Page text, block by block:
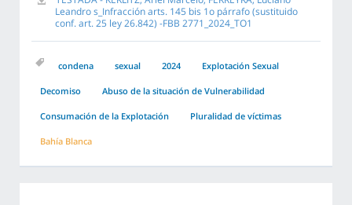
Leandro s_Infracción arts. 145 bis 1o párrafo (sustituido
conf. art. 25 ley 26.842) -FBB 2771_2024_TO1
condena sexual 2024 Explotación Sexual
Decomiso Abuso de la situación de Vulnerabilidad
Consumación de la Explotación Pluralidad de víctimas
Bahía Blanca